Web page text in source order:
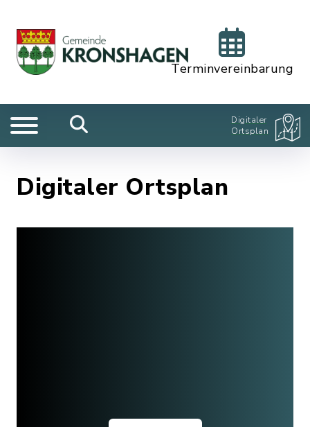
Terminvereinbarung
Digitaler
Ortsplan
Digitaler Ortsplan